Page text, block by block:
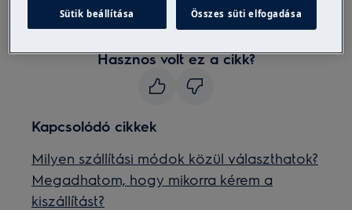
Önnek a megadott címre, az előre egyeztetett
időpontban.
Hasznos volt ez a cikk?
Kapcsolódó cikkek
Milyen szállítási módok közül választhatok?
Megadhatom, hogy mikorra kérem a
kiszállítást?
Sütik beállítása Összes süti elfogadása